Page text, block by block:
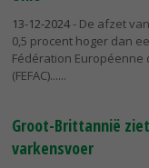
13-12-2024- De afzet
0,5 procent hoger dan
Fédération Européenne
(FEFAC)...
Groot-Brittannië
varkensvoer